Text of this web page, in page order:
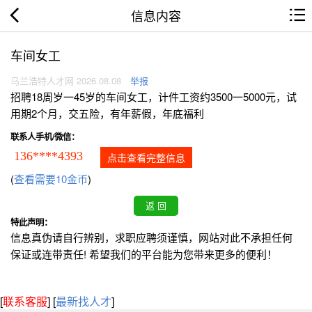
信息内容
车间女工
乌兰浩特人才网 2026.08.08 举报
招聘18周岁一45岁的车间女工，计件工资约3500一5000元，试
用期2个月，交五险，有年薪假，年底福利
联系人手机/微信：
136****4393 点击查看完整信息
(查看需要10金币)
特此声明：
信息真伪请自行辨别，求职应聘须谨慎，网站对此不承担任何
保证或连带责任! 希望我们的平台能为您带来更多的便利！
[联系客服] [最新找人才]